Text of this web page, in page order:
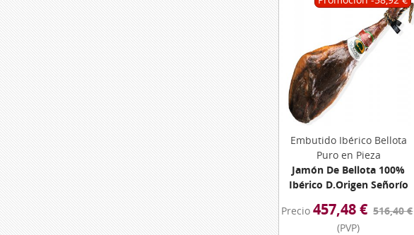
Vista Rápida
Embutido Ibérico Bellota
Puro en Pieza
Jamón De Bellota 100%
Ibérico D.Origen Señorío
Kg. Aprox.
Precio457,48 € 516,40 €
(PVP)